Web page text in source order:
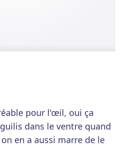
pour l'œil, oui ça
dans le ventre quand
en a aussi marre de le